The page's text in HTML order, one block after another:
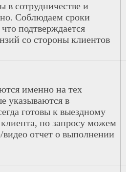
в сотрудничестве и
Соблюдаем сроки
подтверждается
со стороны клиентов
именно на тех
указываются в
готовы к выездному
по запросу можем
видео отчет о выполнении